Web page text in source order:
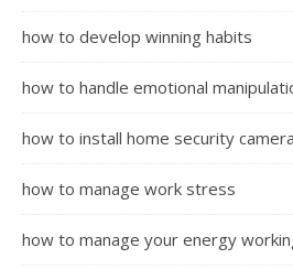
how to develop winning habits
how to handle emotional
how to install home security
how to manage work stress
how to manage your energy